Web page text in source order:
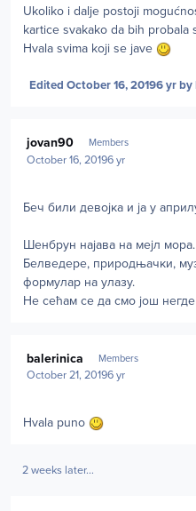
Ukoliko i dalje postoji
kartice svakako da bih probala
Hvala svima koji se jave
Edited October 16, 20196 yrby
jovan90 Members
October 16, 20196 yr
Беч били девојка и ја у
Шенбрун најава на мејл мора.
Белведере, природњачки,
формулар на улазу.
Не сећам се да смо још
balerinica Members
October 21, 20196 yr
Hvala puno
2 weeks later...